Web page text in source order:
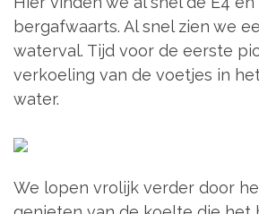
bergafwaarts. Al snel zien we
waterval. Tijd voor de eerste
verkoeling van de voetjes in
water.
We lopen vrolijk verder door